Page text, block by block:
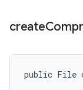
create
public File